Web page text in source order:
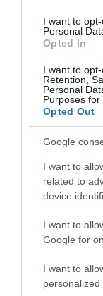
I want to
Personal
Opted In
I want to
Retention,
Personal
Purposes for
Opted Out
Google
I want to
related to
device
I want to
Google for
I want to
personalized
De exemplu!